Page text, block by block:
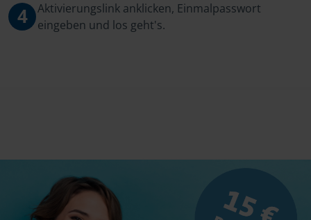
4
Aktivierungslink anklicken, Einmalpasswort
eingeben und los geht's.